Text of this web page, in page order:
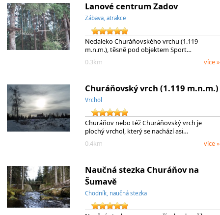
Lanové centrum Zadov
Zábava, atrakce
Nedaleko Churáňovského vrchu (1.119
m.n.m.), těsně pod objektem Sport…
0.3km
více »
Churáňovský vrch (1.119 m.n.m.)
Vrchol
Churáňov nebo též Churáňovský vrch je
plochý vrchol, který se nachází asi…
0.4km
více »
Naučná stezka Churáňov na
Šumavě
Chodník, naučná stezka